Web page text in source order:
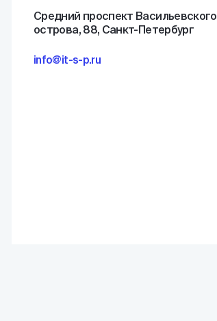
Средний проспект Васильевского
острова, 88, Санкт-Петербург
info@it-s-p.ru